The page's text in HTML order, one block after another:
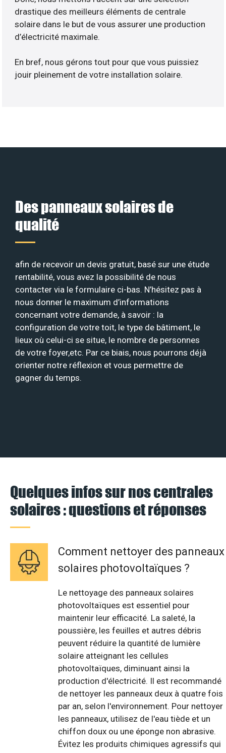
drastique des meilleurs éléments de centrale
solaire dans le but de vous assurer une production
d’électricité maximale.
En bref, nous gérons tout pour que vous puissiez
jouir pleinement de votre installation solaire.
Des panneaux solaires de
qualité
afin de recevoir un devis gratuit, basé sur une étude
rentabilité, vous avez la possibilité de nous
contacter via le formulaire ci-bas. N’hésitez pas à
nous donner le maximum d’informations
concernant votre demande, à savoir : la
configuration de votre toit, le type de bâtiment, le
lieux où celui-ci se situe, le nombre de personnes
de votre foyer,etc. Par ce biais, nous pourrons déjà
orienter notre réflexion et vous permettre de
gagner du temps.
Quelques infos sur nos centrales
solaires : questions et réponses
Comment nettoyer des panneaux
solaires photovoltaïques ?
Le nettoyage des panneaux solaires
photovoltaïques est essentiel pour
maintenir leur efficacité. La saleté, la
poussière, les feuilles et autres débris
peuvent réduire la quantité de lumière
solaire atteignant les cellules
photovoltaïques, diminuant ainsi la
production d'électricité. Il est recommandé
de nettoyer les panneaux deux à quatre fois
par an, selon l'environnement. Pour nettoyer
les panneaux, utilisez de l'eau tiède et un
chiffon doux ou une éponge non abrasive.
Évitez les produits chimiques agressifs qui